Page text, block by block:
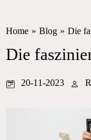
Home » Blog » Die
Die
20-11-2023